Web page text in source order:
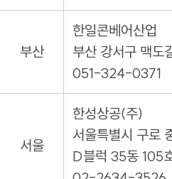
부산
한일콘베어산업
부산 강서구 맥도
051-324-0371
서울
한성상공(주)
서울특별시 구로
D블럭 35동 105